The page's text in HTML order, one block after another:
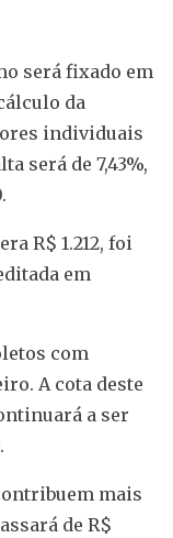
será fixado em
da
individuais
será de 7,43%,
R$ 1.212, foi
em
com
A cota deste
a ser
mais
de R$